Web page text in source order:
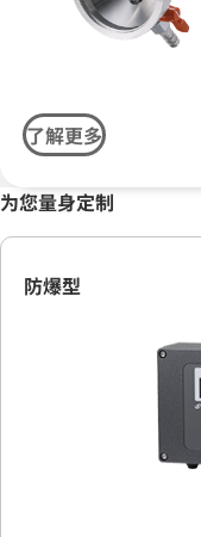
了解更多
为您量身定制
防爆型